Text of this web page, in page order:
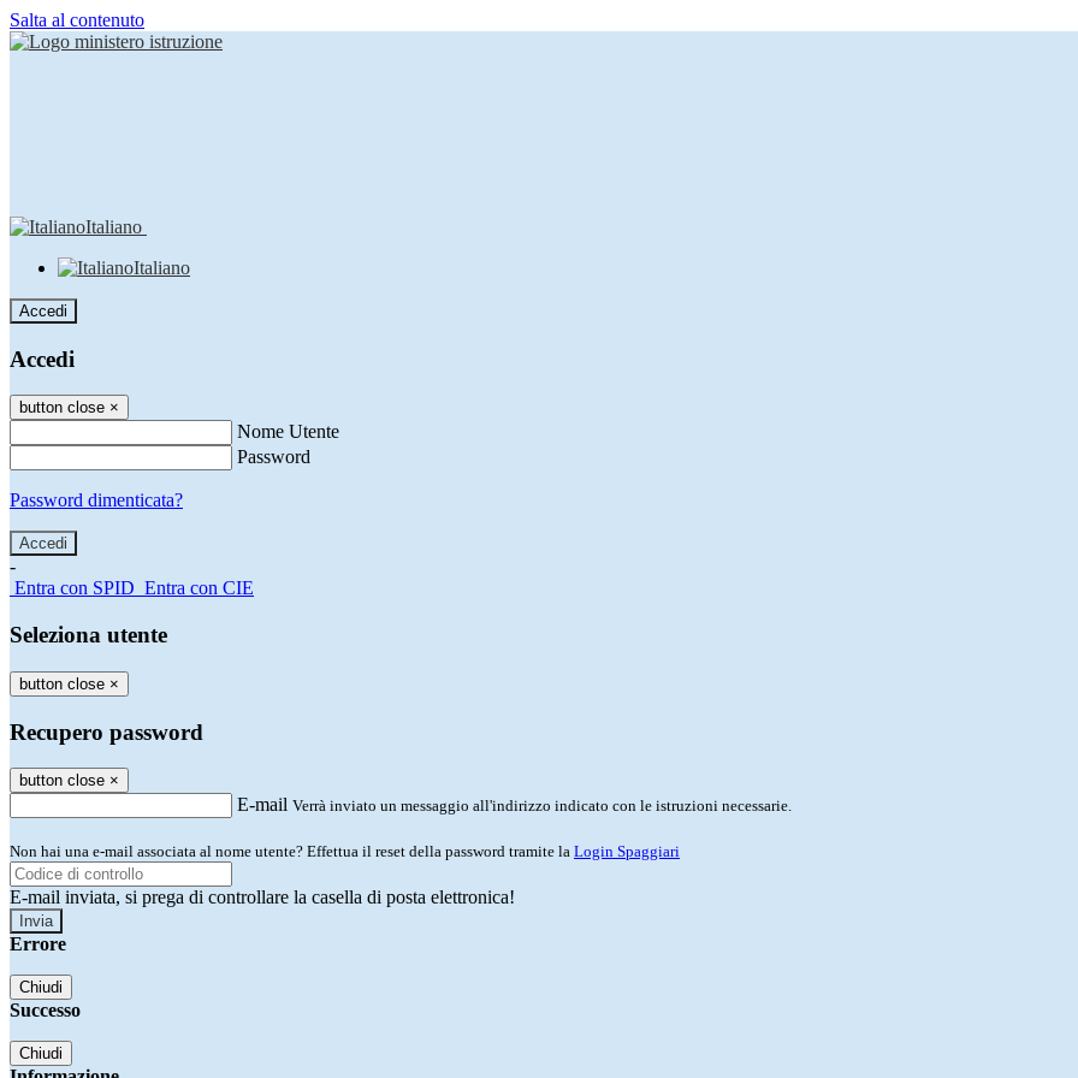
Salta al contenuto
Italiano
Italiano
Accedi
Accedi
button close ×
Nome Utente
Password
Password dimenticata?
-
Entra con SPID Entra con CIE
Seleziona utente
button close ×
Recupero password
button close ×
E-mail Verrà inviato un messaggio all'indirizzo indicato con le istruzioni necessarie.
Non hai una e-mail associata al nome utente? Effettua il reset della password tramite la Login Spaggiari
E-mail inviata, si prega di controllare la casella di posta elettronica!
Errore
Chiudi
Successo
Chiudi